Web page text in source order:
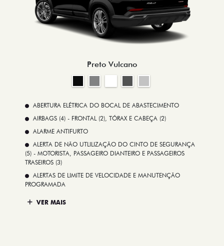
Preto Vulcano
ABERTURA ELÉTRICA DO BOCAL DE ABASTECIMENTO
AIRBAGS (4) - FRONTAL (2), TÓRAX E CABEÇA (2)
ALARME ANTIFURTO
ALERTA DE NÃO UTLILIZAÇÃO DO CINTO DE SEGURANÇA
(5) - MOTORISTA, PASSAGEIRO DIANTEIRO E PASSAGEIROS
TRASEIROS (3)
ALERTAS DE LIMITE DE VELOCIDADE E MANUTENÇÃO
PROGRAMADA
VER MAIS